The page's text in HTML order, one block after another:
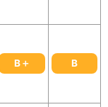
B＋ B